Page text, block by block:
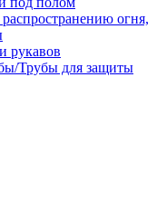
огня,
рукавов
Трубы для защиты